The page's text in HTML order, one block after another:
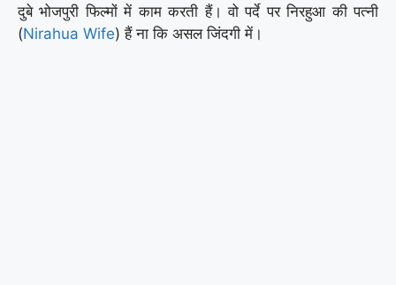
दुबे भोजपुरी फिल्मों में काम करती हैं। वो पर्दे पर निरहुआ की पत्नी
(Nirahua Wife) हैं ना कि असल जिंदगी में।